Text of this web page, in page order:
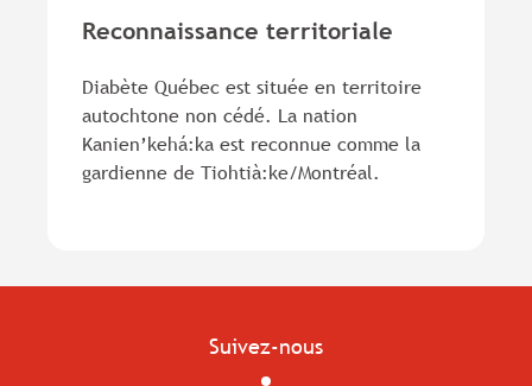
Reconnaissance territoriale
Diabète Québec est située en territoire
autochtone non cédé. La nation
Kanien’kehá:ka est reconnue comme la
gardienne de Tiohtià:ke/Montréal.
Suivez-nous